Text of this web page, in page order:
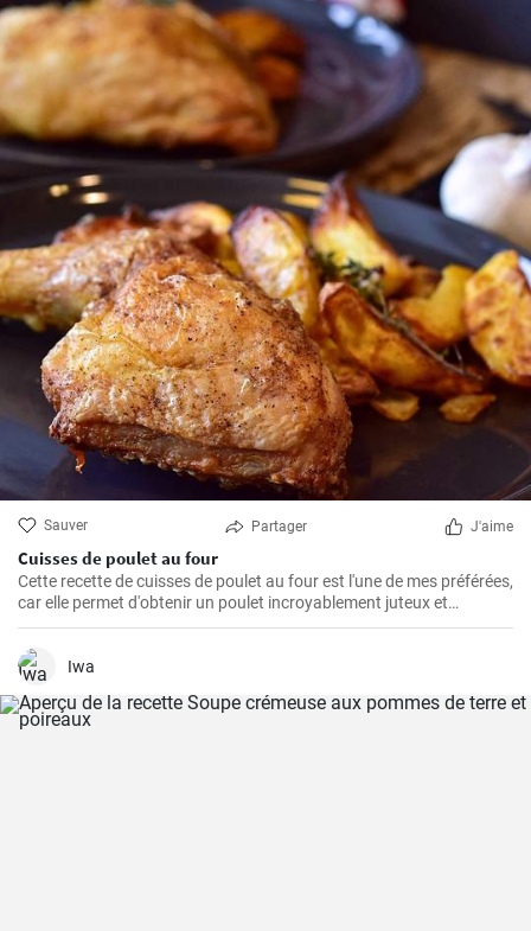
Sauver Partager J'aime
Cuisses de poulet au four
Cette recette de cuisses de poulet au four est l'une de mes préférées,
car elle permet d'obtenir un poulet incroyablement juteux et
savoureux. Les cuisses de poulet sont les parties du poulet que je
préfère cuire au four parce qu'elles restent juteuses même après un
long temps de cuisson. De plus, les ingrédients sont simples, mais
ainsi un plat unique et délicieux.
Iwa